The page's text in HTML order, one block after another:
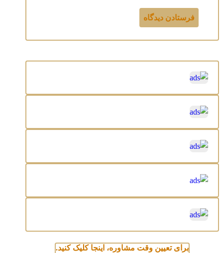
برای تعیین وقت مشاوره، اینجا کلیک کنید.